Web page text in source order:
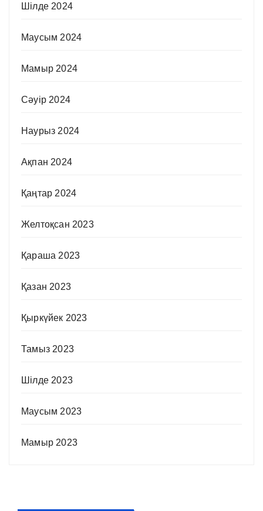
Шілде 2024
Маусым 2024
Мамыр 2024
Сәуір 2024
Наурыз 2024
Ақпан 2024
Қаңтар 2024
Желтоқсан 2023
Қараша 2023
Қазан 2023
Қыркүйек 2023
Тамыз 2023
Шілде 2023
Маусым 2023
Мамыр 2023